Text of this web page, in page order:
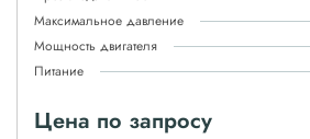
Максимальное давление
Мощность двигателя
Питание
Цена по запросу